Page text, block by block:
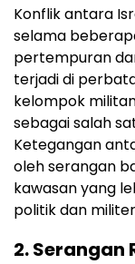
Konflik antara
selama
pertempuran
terjadi di
kelompok
sebagai salah
Ketegangan
oleh serangan
kawasan yang
politik dan
2.Serangan